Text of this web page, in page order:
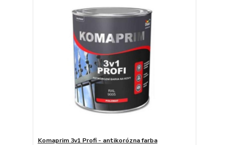
Komaprim 3v1 Profi - antikorózna farba